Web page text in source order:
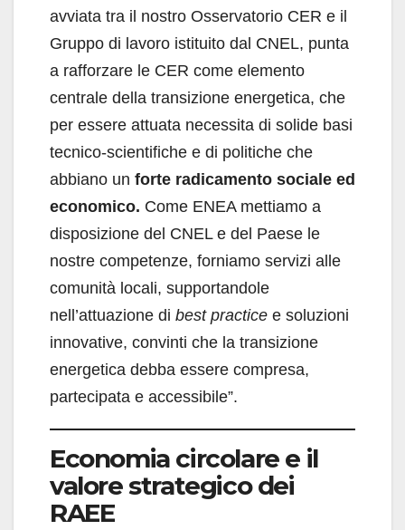
avviata tra il nostro Osservatorio CER e il
Gruppo di lavoro istituito dal CNEL, punta
a rafforzare le CER come elemento
centrale della transizione energetica, che
per essere attuata necessita di solide basi
tecnico-scientifiche e di politiche che
abbiano un forte radicamento sociale ed
economico. Come ENEA mettiamo a
disposizione del CNEL e del Paese le
nostre competenze, forniamo servizi alle
comunità locali, supportandole
nell’attuazione di best practice e soluzioni
innovative, convinti che la transizione
energetica debba essere compresa,
partecipata e accessibile”.
Economia circolare e il
valore strategico dei
RAEE